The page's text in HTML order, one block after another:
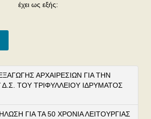
έχει ως εξής:
ΑΡΧΑΙΡΕΣΙΩΝ ΓΙΑ ΤΗΝ
ΤΟΥ ΤΡΙΦΥΛΛΕIΟΥ ΙΔΡΥΜΑΤΟΣ
ΓΙΑ ΤΑ 50 ΧΡΟΝΙΑ ΛΕΙΤΟΥΡΓΙΑΣ